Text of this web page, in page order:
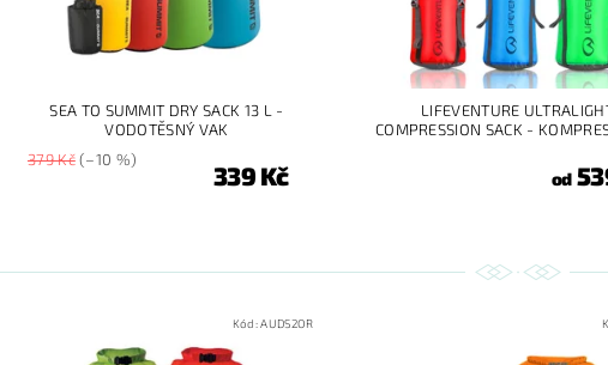
SEA TO SUMMIT DRY SACK 13 L -
VODOTĚSNÝ VAK
379 Kč(–10 %)
339 Kč
LIFEVENTURE
COMPRESSION SACK -
od
Kód:AUDS2OR